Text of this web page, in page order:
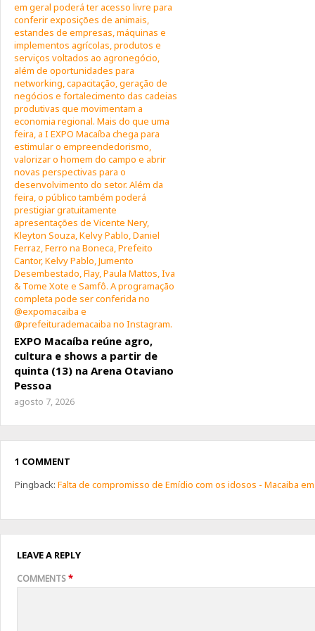
EXPO Macaíba reúne agro,
cultura e shows a partir de
quinta (13) na Arena Otaviano
Pessoa
agosto 7, 2026
1 COMMENT
Pingback: Falta de compromisso de Emídio com os idosos - Macaiba
LEAVE A REPLY
COMMENTS*